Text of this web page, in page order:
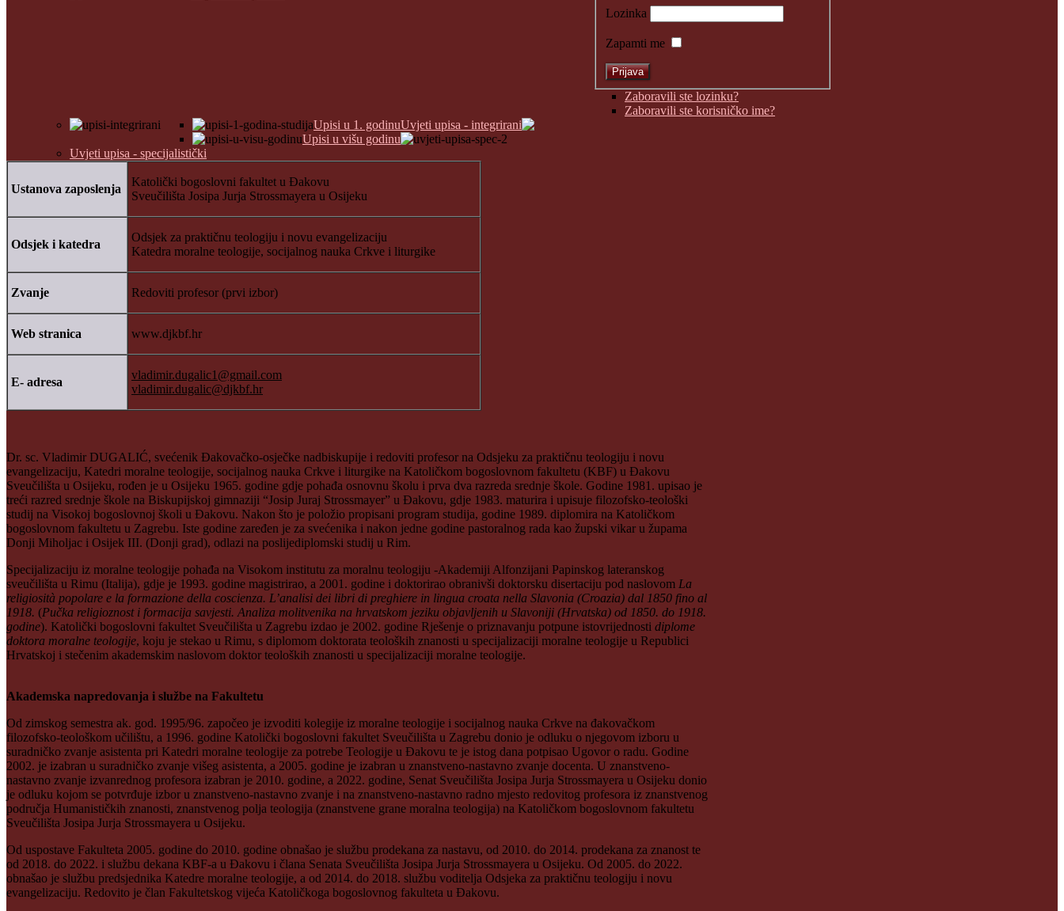
Lozinka
Zapamti me
Zaboravili ste lozinku?
Zaboravili ste korisničko ime?
Uvjeti upisa - integrirani
Upisi u 1. godinu
Upisi u višu godinu
Uvjeti upisa - specijalistički
Ustanova zaposlenja
Katolički bogoslovni fakultet u Đakovu
Sveučilišta Josipa Jurja Strossmayera u Osijeku
Odsjek i katedra
Odsjek za praktičnu teologiju i novu evangelizaciju
Katedra moralne teologije, socijalnog nauka Crkve i liturgike
Zvanje Redoviti profesor (prvi izbor)
Web stranica www.djkbf.hr
E- adresa
vladimir.dugalic1@gmail.com
vladimir.dugalic@djkbf.hr
Dr. sc. Vladimir DUGALIĆ, svećenik Đakovačko-osječke nadbiskupije i redoviti profesor na Odsjeku za praktičnu teologiju i novu
evangelizaciju, Katedri moralne teologije, socijalnog nauka Crkve i liturgike na Katoličkom bogoslovnom fakultetu (KBF) u Đakovu
Sveučilišta u Osijeku, rođen je u Osijeku 1965. godine gdje pohađa osnovnu školu i prva dva razreda srednje škole. Godine 1981. upisao je
treći razred srednje škole na Biskupijskoj gimnaziji “Josip Juraj Strossmayer” u Đakovu, gdje 1983. maturira i upisuje filozofsko-teološki
studij na Visokoj bogoslovnoj školi u Đakovu. Nakon što je položio propisani program studija, godine 1989. diplomira na Katoličkom
bogoslovnom fakultetu u Zagrebu. Iste godine zaređen je za svećenika i nakon jedne godine pastoralnog rada kao župski vikar u župama
Donji Miholjac i Osijek III. (Donji grad), odlazi na poslijediplomski studij u Rim.
Specijalizaciju iz moralne teologije pohađa na Visokom institutu za moralnu teologiju -Akademiji Alfonzijani Papinskog lateranskog
sveučilišta u Rimu (Italija), gdje je 1993. godine magistrirao, a 2001. godine i doktorirao obranivši doktorsku disertaciju pod naslovom La
religiosità popolare e la formazione della coscienza. L’analisi dei libri di preghiere in lingua croata nella Slavonia (Croazia) dal 1850 fino al
1918. (Pučka religioznost i formacija savjesti. Analiza molitvenika na hrvatskom jeziku objavljenih u Slavoniji (Hrvatska) od 1850. do 1918.
godine). Katolički bogoslovni fakultet Sveučilišta u Zagrebu izdao je 2002. godine Rješenje o priznavanju potpune istovrijednosti diplome
doktora moralne teologije, koju je stekao u Rimu, s diplomom doktorata teoloških znanosti u specijalizaciji moralne teologije u Republici
Hrvatskoj i stečenim akademskim naslovom doktor teoloških znanosti u specijalizaciji moralne teologije.
Akademska napredovanja i službe na Fakultetu
Od zimskog semestra ak. god. 1995/96. započeo je izvoditi kolegije iz moralne teologije i socijalnog nauka Crkve na đakovačkom
filozofsko-teološkom učilištu, a 1996. godine Katolički bogoslovni fakultet Sveučilišta u Zagrebu donio je odluku o njegovom izboru u
suradničko zvanje asistenta pri Katedri moralne teologije za potrebe Teologije u Đakovu te je istog dana potpisao Ugovor o radu. Godine
2002. je izabran u suradničko zvanje višeg asistenta, a 2005. godine je izabran u znanstveno-nastavno zvanje docenta. U znanstveno-
nastavno zvanje izvanrednog profesora izabran je 2010. godine, a 2022. godine, Senat Sveučilišta Josipa Jurja Strossmayera u Osijeku donio
je odluku kojom se potvrđuje izbor u znanstveno-nastavno zvanje i na znanstveno-nastavno radno mjesto redovitog profesora iz znanstvenog
područja Humanističkih znanosti, znanstvenog polja teologija (znanstvene grane moralna teologija) na Katoličkom bogoslovnom fakultetu
Sveučilišta Josipa Jurja Strossmayera u Osijeku.
Od uspostave Fakulteta 2005. godine do 2010. godine obnašao je službu prodekana za nastavu, od 2010. do 2014. prodekana za znanost te
od 2018. do 2022. i službu dekana KBF-a u Đakovu i člana Senata Sveučilišta Josipa Jurja Strossmayera u Osijeku. Od 2005. do 2022.
obnašao je službu predsjednika Katedre moralne teologije, a od 2014. do 2018. službu voditelja Odsjeka za praktičnu teologiju i novu
evangelizaciju. Redovito je član Fakultetskog vijeća Katoličkoga bogoslovnog fakulteta u Đakovu.